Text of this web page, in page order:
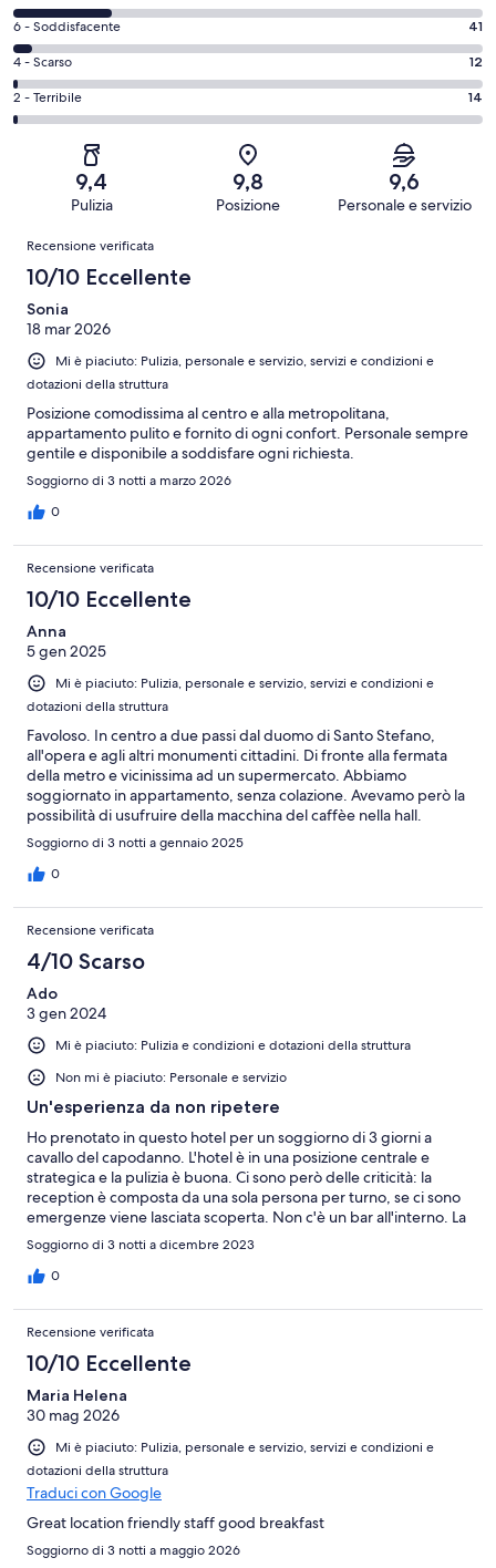
-
Eccellente.
722
su
1003
recensioni
di
8
-
Buono.
214
recensioni
Valutazione
di
6
-
Soddisfacente.
recensioni
6 - Soddisfacente 41
Valutazione
di
4
recensioni
4 - Scarso 12
Valutazione
di
Terribile.
su
recensioni
2 - Terribile 14
9,4
Pulizia
9,8
Posizione
9,6
Personale e servizio
Recensioni
Recensione verificata
10/10 Eccellente
Sonia
18 mar 2026
Mi è piaciuto: Pulizia, personale e servizio, servizi e condizioni e
dotazioni della struttura
Posizione comodissima al centro e alla metropolitana,
appartamento pulito e fornito di ogni confort. Personale sempre
gentile e disponibile a soddisfare ogni richiesta.
Soggiorno di 3 notti a marzo 2026
0
Recensione verificata
10/10 Eccellente
Anna
5 gen 2025
Mi è piaciuto: Pulizia, personale e servizio, servizi e condizioni e
dotazioni della struttura
Favoloso. In centro a due passi dal duomo di Santo Stefano,
all'opera e agli altri monumenti cittadini. Di fronte alla fermata
della metro e vicinissima ad un supermercato. Abbiamo
soggiornato in appartamento, senza colazione. Avevamo però la
possibilità di usufruire della macchina del caffèe nella hall.
Inoltre c'era la possibilità di rendere gratis bottigliette di acqua
frizzante. L'acqua di rubinetto è potabile e buona. Consiglio
vivamente questa struttura. Noi abbiamo approfittato di una
Soggiorno di 3 notti a gennaio 2025
0
Recensione verificata
4/10 Scarso
Ado
3 gen 2024
Mi è piaciuto: Pulizia e condizioni e dotazioni della struttura
Non mi è piaciuto: Personale e servizio
Un'esperienza da non ripetere
Ho prenotato in questo hotel per un soggiorno di 3 giorni a
cavallo del capodanno. L'hotel è in una posizione centrale e
strategica e la pulizia è buona. Ci sono però delle criticità: la
reception è composta da una sola persona per turno, se ci sono
emergenze viene lasciata scoperta. Non c'è un bar all'interno. La
piccola sala colazioni offre un pò di tutto, ma al giorno d'oggi,
con tutte le varie problematiche di intolleranze o allergie, non
avere a disposizione del latte senza lattosio NON è accettabile.
qualcosa di diverso, come per esempio di "scaldare" del latte di
soia, reagisce in modo nervoso e chiaramente scocciato. Cosa
più grave, ho segnalato al mio arrivo un serio problema con la
ventola di aspirazione del bagno, direttamente collegata alla
luce, che era "estremamente" rumorosa, al limite del
sopportabile. Nulla è stato fatto e nulla mi à stato riferito a
riguardo: e nulla ci è stato chiesto di come fosse andato il
soggiorno al momento della partenza, l'indifferenza più assoluta.
Altra nota dolente, non siamo in un villaggio estivo o una vacanza
similare, chiedere il saldo del soggiorno all'arrivo, per avendo
nella prenotazione una carta di credito a garanzia, mi è sembrato
decisamente fuori luogo.
Soggiorno di 3 notti a dicembre 2023
0
Recensione verificata
10/10 Eccellente
Maria Helena
30 mag 2026
Mi è piaciuto: Pulizia, personale e servizio, servizi e condizioni e
dotazioni della struttura
Traduci con Google
Great location friendly staff good breakfast
Soggiorno di 3 notti a maggio 2026